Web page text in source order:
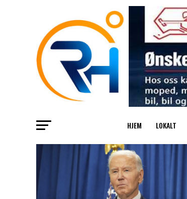
HJEM LOKALT